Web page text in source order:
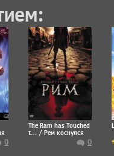
0
The Ram has Touched
t… / Рем коснулся
0